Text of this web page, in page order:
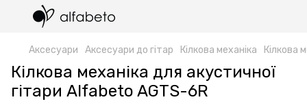
Аксесуари Аксесуари до гітар Кілкова механіка Кілкова
Кілкова механіка для акустичної
гітари Alfabeto AGTS-6R